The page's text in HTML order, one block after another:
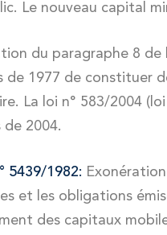
Le nouveau capital
du paragraphe 8 de
1977 de constituer
La loi n° 583/2004
2004.
5439/1982:
et les obligations
des capitaux